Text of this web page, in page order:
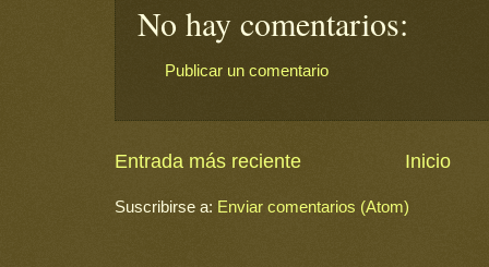
No hay comentarios:
Publicar un comentario
Entrada más reciente Inicio
Suscribirse a: Enviar comentarios (Atom)